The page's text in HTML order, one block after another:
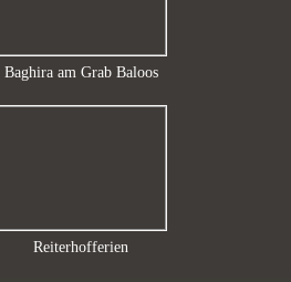
Baghira am Grab Baloos
Reiterhofferien